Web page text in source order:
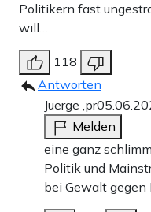
Politikern fast
will…
118
Antworten
Juerge ,pr
Melden
eine ganz
Politik und
bei Gewalt